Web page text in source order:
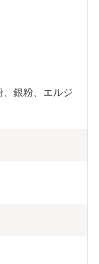
、銀粉、エルジ